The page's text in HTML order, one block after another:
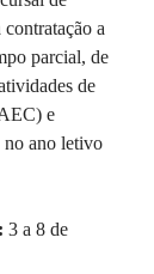
a
parcial, de
de
e
no ano letivo
3 a 8 de